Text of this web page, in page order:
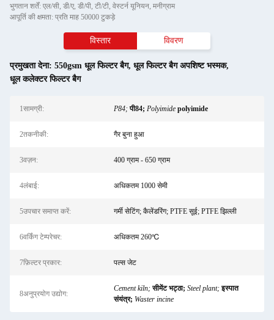
भुगतान शर्तें: एल/सी, डी/ए, डी/पी, टी/टी, वेस्टर्न यूनियन, मनीग्राम
आपूर्ति की क्षमता: प्रति माह 50000 टुकड़े
विस्तार विवरण
प्रमुखता देना: 550gsm धूल फिल्टर बैग, धूल फिल्टर बैग अपशिष्ट भस्मक,
धूल कलेक्टर फिल्टर बैग
1सामग्री: P84; पी84; Polyimide polyimide
2तकनीकी: गैर बुना हुआ
3वज़न: 400 ग्राम - 650 ग्राम
4लंबाई: अधिकतम 1000 सेमी
5उपचार समाप्त करें: गर्मी सेटिंग; कैलेंडरिंग; PTFE सूई; PTFE झिल्ली
6वर्किंग टेम्परेचर: अधिकतम 260℃
7फ़िल्टर प्रकार: पल्स जेट
8अनुप्रयोग उद्योग:
Cement kiln; सीमेंट भट्ठा; Steel plant; इस्पात
संयंत्र; Waster incine